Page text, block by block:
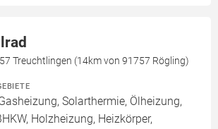
Treuchtlingen (14km von 91757 Rögling)
Solarthermie, Ölheizung,
Holzheizung, Heizkörper,